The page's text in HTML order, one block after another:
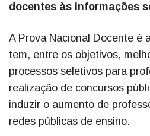
docentes às informações
A Prova Nacional Docente é
tem, entre os objetivos,
processos seletivos para
realização de concursos
induzir o aumento de
redes públicas de ensino.